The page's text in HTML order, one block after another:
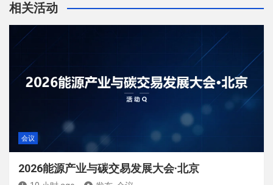
相关活动
会议
2026能源产业与碳交易发展大会·北京